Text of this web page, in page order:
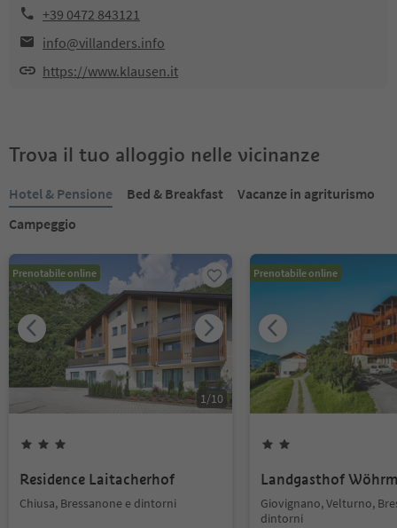
+39 0472 843121
info@villanders.info
https://www.klausen.it
Trova il tuo alloggio nelle vicinanze
Hotel & Pensione Bed & Breakfast
Vacanze in agriturismo
Campeggio
Prenotabile online
1/10
Residence Laitacherhof
Chiusa, Bressanone e dintorni
Prenotabile online
Landgasthof
Giovignano, Velturno,
dintorni